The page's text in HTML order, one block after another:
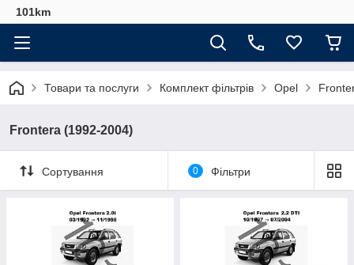
101km
Товари та послуги Комплект фільтрів Opel
Frontera (1992-2004)
Сортування 0 Фільтри